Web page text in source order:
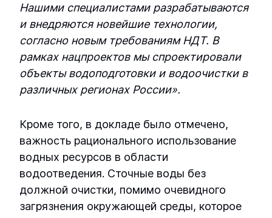
Промышленная установка обратного
осмоса УОО-М-6
Промышленная установка обратного
осмоса УОО-М-8
Нашими специалистами разрабатываются
и внедряются новейшие технологии,
согласно новым требованиям НДТ. В
рамках нацпроектов мы спроектировали
объекты водоподготовки и водоочистки в
различных регионах России».
Кроме того, в докладе было отмечено,
важность рационального использование
водных ресурсов в области
водоотведения. Сточные воды без
должной очистки, помимо очевидного
загрязнения окружающей среды, которое